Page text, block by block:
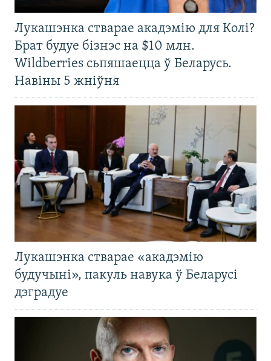
Лукашэнка стварае акадэмію для Колі?
Брат будуе бізнэс на $10 млн.
Wildberries сьпяшаецца ў Беларусь.
Навіны 5 жніўня
Лукашэнка стварае «акадэмію
будучыні», пакуль навука ў Беларусі
дэградуе